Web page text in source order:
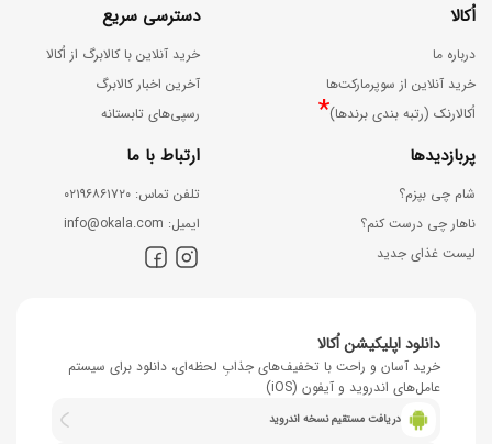
اُکالا
درباره ما
خرید آنلاین از سوپرمارکت‌ها
اُکالارنک (رتبه بندی برندها)*
دسترسی سریع
خرید آنلاین با کالابرگ از اُکالا
آخرین اخبار کالابرگ
رسپی‌های تابستانه
پربازدیدها
شام چی بپزم؟
ناهار چی درست کنم؟
لیست غذای جدید
ارتباط با ما
ﺗﻠﻔﻦ ﺗﻤﺎس: ۰۲۱۹۶۸۶۱۷۲۰
اﯾﻤﯿﻞ: info@okala.com
دانلود اپلیکیشن اُکالا
خرید آسان و راحت با تخفیف‌های جذابِ لحظه‌ای، دانلود برای سیستم
عامل‌های اندروید و آیفون (iOS)
دریافت مستقیم نسخه اندروید